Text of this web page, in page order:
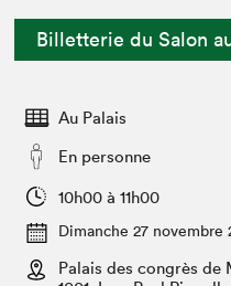
Espace médias
Espace exposant⋅e⋅s
Vidéos et
Club de lecture
Édition 2022
Nous connaître
Projets partenaires
Archives
Billetterie du Salon
Au Palais
En personne
10h00 à 11h00
Dimanche 27 novembre
Palais des congrès de